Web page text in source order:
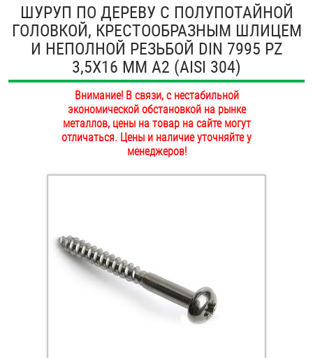
ПОКУПАТЕЛЯМ
ОПЛАТА И ДОСТАВКА
НАШИ МАГАЗИНЫ
Болты и винты
Втулки
Гайки
Дюбели
Дюймовый крепёж
Инструмент
Крюки, кольца с метрической резьбой
Крюки, кольца с шурупной резьбой
ШУРУП ПО ДЕРЕВУ С ПОЛУПОТАЙНОЙ
ГОЛОВКОЙ, КРЕСТООБРАЗНЫМ ШЛИЦЕМ
И НЕПОЛНОЙ РЕЗЬБОЙ DIN 7995 PZ
3,5Х16 ММ А2 (AISI 304)
Внимание! В связи, с нестабильной
экономической обстановкой на рынке
металлов, цены на товар на сайте могут
отличаться. Цены и наличие уточняйте у
менеджеров!